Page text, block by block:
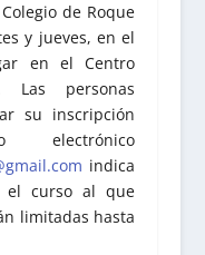
de Roque
y jueves, en el
en el Centro
Las personas
su inscripción
electrónico
indica
el curso al que
limitadas hasta